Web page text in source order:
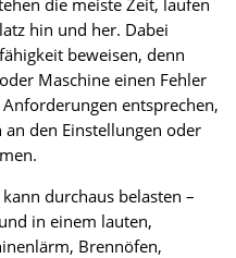
hin und her. Dabei
beweisen, denn
Maschine einen Fehler
entsprechen,
den Einstellungen oder
durchaus belasten –
in einem lauten,
Brennöfen,